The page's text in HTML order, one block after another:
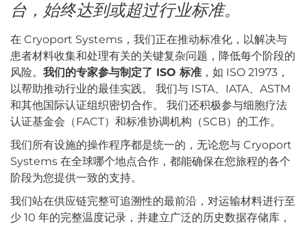
台，始终达到或超过行业标准。
在 Cryoport Systems，我们正在推动标准化，以解决与
患者材料收集和处理有关的关键复杂问题，降低每个阶段的
风险。 我们的专家参与制定了 ISO 标准 ，如 ISO 21973，
以帮助推动行业的最佳实践。 我们与 ISTA、IATA、ASTM
和其他国际认证组织密切合作。 我们还积极参与细胞疗法
认证基金会（FACT）和标准协调机构（SCB）的工作。
我们所有设施的操作程序都是统一的，无论您与 Cryoport
Systems 在全球哪个地点合作，都能确保在您旅程的各个
阶段为您提供一致的支持。
我们站在供应链完整可追溯性的最前沿，对运输材料进行至
少 10 年的完整温度记录，并建立广泛的历史数据存储库，